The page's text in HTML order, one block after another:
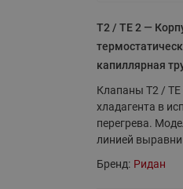
T2 / TE 2 —
капиллярная
Клапаны T2 /
хладагента в
перегрева.
линией
Бренд: Ридан